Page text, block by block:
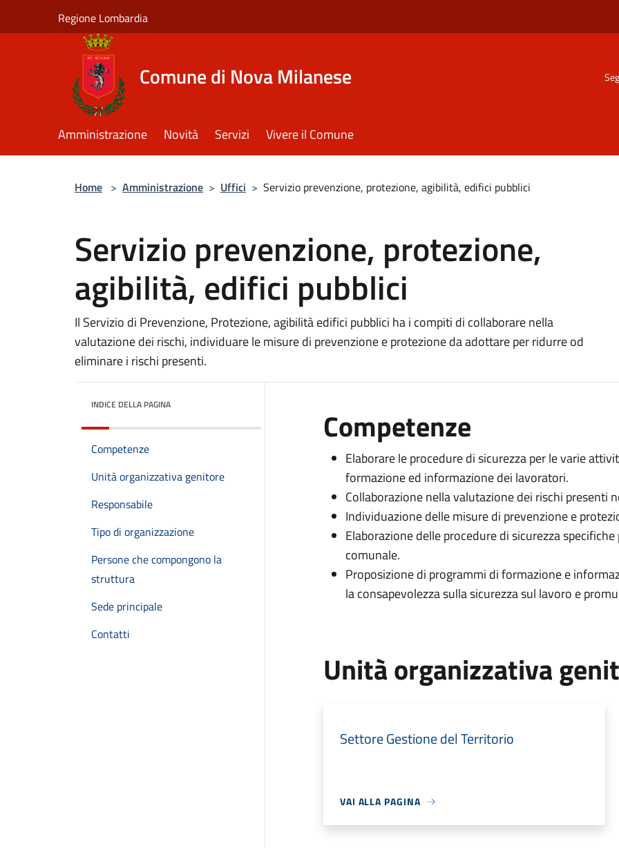
Regione Lombardia
Comune di Nova Milanese
Amministrazione Novità Servizi Vivere il Comune
Home > Amministrazione > Uffici > Servizio prevenzione, protezione, agibilità, edifici pubblici
Servizio prevenzione, protezione,
agibilità, edifici pubblici
Il Servizio di Prevenzione, Protezione, agibilità edifici pubblici ha i compiti di collaborare nella
valutazione dei rischi, individuare le misure di prevenzione e protezione da adottare per ridurre od
eliminare i rischi presenti.
INDICE DELLA PAGINA
Competenze
Unità organizzativa genitore
Responsabile
Tipo di organizzazione
Persone che compongono la
struttura
Sede principale
Contatti
Competenze
Elaborare le procedure di sicurezza per le varie
formazione ed informazione dei lavoratori.
Collaborazione nella valutazione dei rischi presenti
Individuazione delle misure di prevenzione e
Elaborazione delle procedure di sicurezza
comunale.
Proposizione di programmi di formazione e
la consapevolezza sulla sicurezza sul lavoro e
Unità organizzativa
Settore Gestione del Territorio
VAI ALLA PAGINA